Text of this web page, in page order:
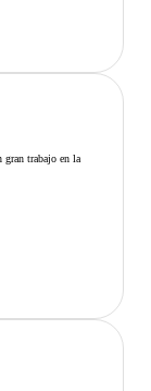
gran trabajo en la